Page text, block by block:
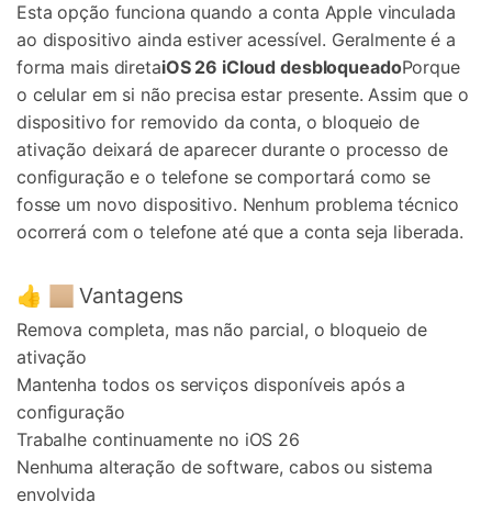
Esta opção funciona quando a conta Apple vinculada
ao dispositivo ainda estiver acessível. Geralmente é a
forma mais diretaiOS 26 iCloud desbloqueadoPorque
o celular em si não precisa estar presente. Assim que o
dispositivo for removido da conta, o bloqueio de
ativação deixará de aparecer durante o processo de
configuração e o telefone se comportará como se
fosse um novo dispositivo. Nenhum problema técnico
ocorrerá com o telefone até que a conta seja liberada.
👍 🏼 Vantagens
Remova completa, mas não parcial, o bloqueio de
ativação
Mantenha todos os serviços disponíveis após a
configuração
Trabalhe continuamente no iOS 26
Nenhuma alteração de software, cabos ou sistema
envolvida